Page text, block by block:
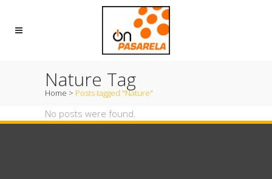
Nature Tag
Home > Posts tagged "Nature"
No posts were found.